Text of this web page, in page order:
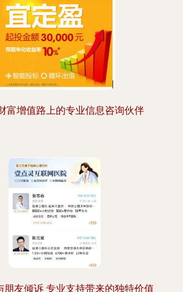
富增值路上的专业信息咨询伙伴
朋友倾诉 专业支持带来的独特价值